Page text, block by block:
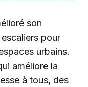
son
pour
urbains.
améliore la
à tous, des